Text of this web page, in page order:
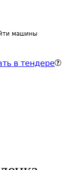
машины
в тендере